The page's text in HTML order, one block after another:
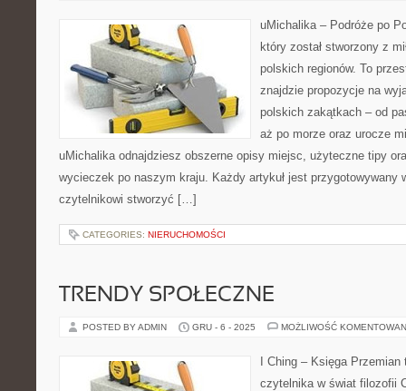
uMichalika – Podróże po
który został stworzony z
polskich regionów. To
znajdzie propozycje na
polskich zakątkach – od
aż po morze oraz urocze
uMichalika odnajdziesz obszerne opisy miejsc, użyteczne tipy
wycieczek po naszym kraju. Każdy artykuł jest przygotowywany
czytelnikowi stworzyć […]
CATEGORIES: NIERUCHOMOŚCI
TRENDY SPOŁECZNE
POSTED BY ADMIN GRU - 6 - 2025 MOŻLIWOŚĆ
I Ching – Księga
czytelnika w świat filozofii